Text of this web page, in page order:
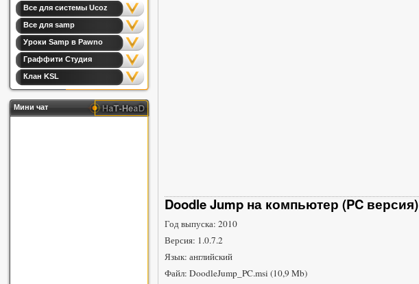
Все для системы Ucoz
Все для samp
Уроки Samp в Pawno
Граффити Студия
Клан KSL
Мини чат
Doodle Jump на компьютер (PC версия)
Год выпуска: 2010
Версия: 1.0.7.2
Язык: английский
Файл: DoodleJump_PC.msi (10,9 Mb)